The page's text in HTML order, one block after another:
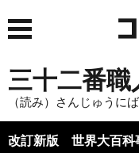
三十二番職
（読み）さんじゅうに
改訂新版 世界大百科